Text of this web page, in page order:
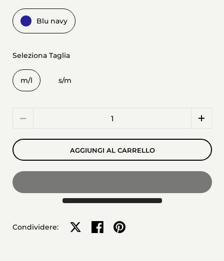
Blu navy
Seleziona Taglia
m/l s/m
AGGIUNGI AL CARRELLO
Condividere: Condividi su XCondividi su Facebook
Condividi su Pinterest